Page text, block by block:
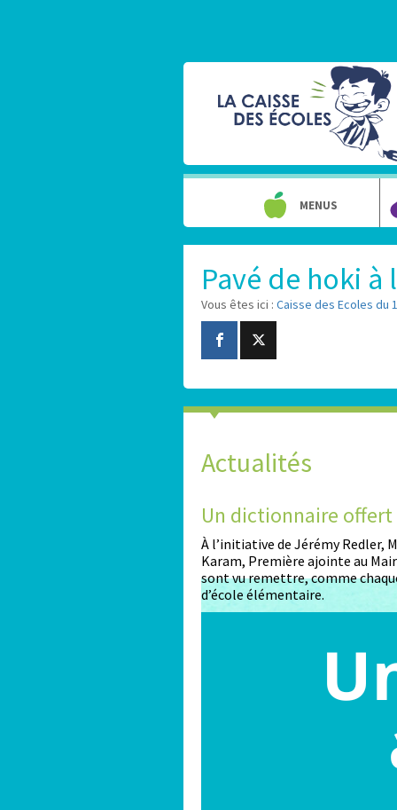
MENUS
Pavé de hoki
Vous êtes ici : Caisse des Ecoles du
Actualités
Un dictionnaire offert
À l’initiative de Jérémy Redler,
Karam, Première ajointe au
sont vu remettre, comme
d’école élémentaire.